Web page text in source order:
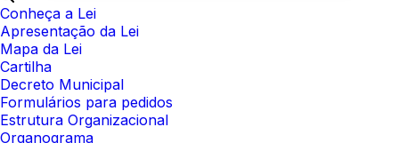
Conheça a Lei
Apresentação da Lei
Mapa da Lei
Cartilha
Decreto Municipal
Formulários para pedidos
Estrutura Organizacional
Organograma